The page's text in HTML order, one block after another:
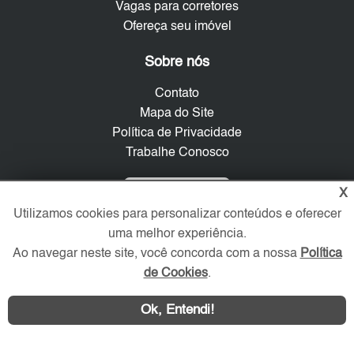
Vagas para corretores
Ofereça seu imóvel
Sobre nós
Contato
Mapa do Site
Política de Privacidade
Trabalhe Conosco
Redes Sociais
X
Utilizamos cookies para personalizar conteúdos e oferecer
uma melhor experiência.
Ao navegar neste site, você concorda com a nossa Política
de Cookies.
Ok, Entendi!